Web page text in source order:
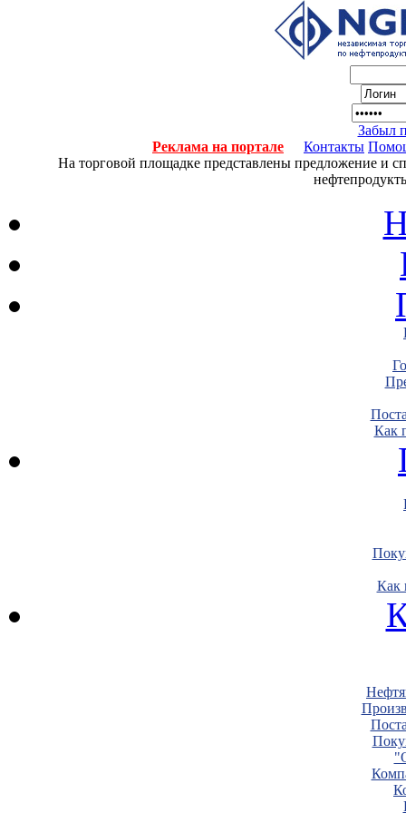
Забыл
Реклама на портале
Контакты
На торговой площадке представлены предложение и
Как
Как